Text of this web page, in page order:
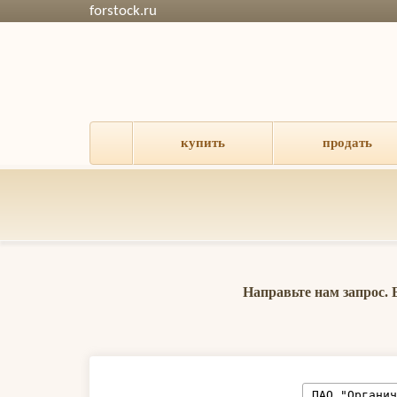
forstock.ru
купить продать
Направьте нам